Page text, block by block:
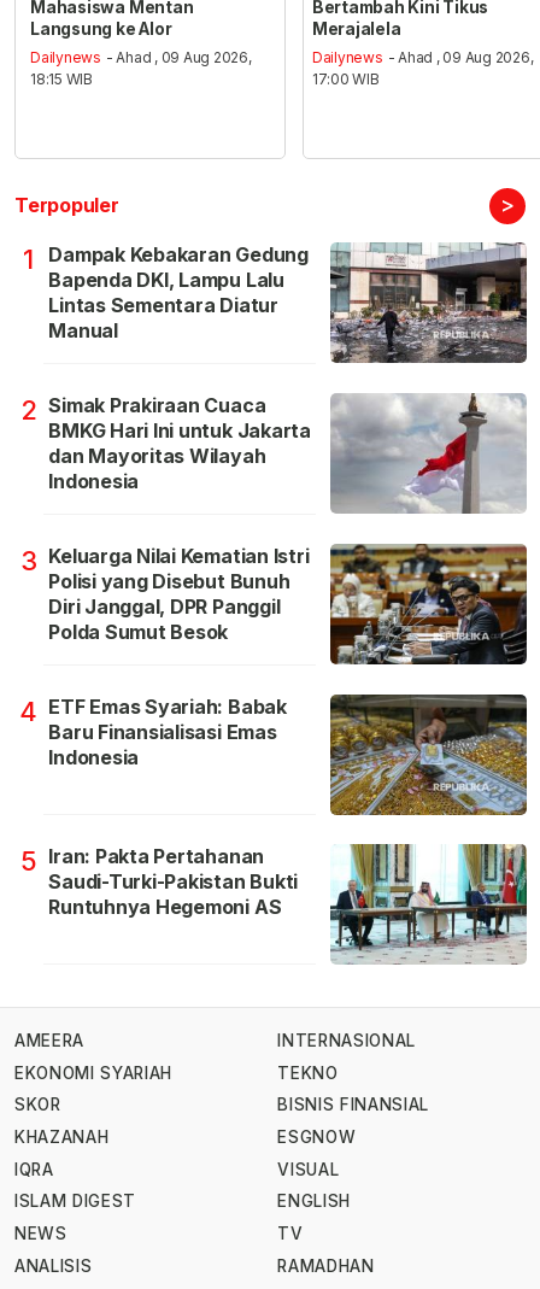
Mahasiswa Mentan
Langsung ke Alor
Dailynews - Ahad , 09 Aug 2026,
18:15 WIB
Bertambah Kini Tikus
Merajalela
Dailynews - Ahad , 09 Aug 2026,
17:00 WIB
Terpopuler >
1
Dampak Kebakaran Gedung
Bapenda DKI, Lampu Lalu
Lintas Sementara Diatur
Manual
2 Simak Prakiraan Cuaca
BMKG Hari Ini untuk Jakarta
dan Mayoritas Wilayah
Indonesia
3 Keluarga Nilai Kematian Istri
Polisi yang Disebut Bunuh
Diri Janggal, DPR Panggil
Polda Sumut Besok
4 ETF Emas Syariah: Babak
Baru Finansialisasi Emas
Indonesia
5 Iran: Pakta Pertahanan
Saudi-Turki-Pakistan Bukti
Runtuhnya Hegemoni AS
AMEERA
EKONOMI SYARIAH
SKOR
KHAZANAH
IQRA
ISLAM DIGEST
NEWS
ANALISIS
INTERNASIONAL
TEKNO
BISNIS FINANSIAL
ESGNOW
VISUAL
ENGLISH
TV
RAMADHAN